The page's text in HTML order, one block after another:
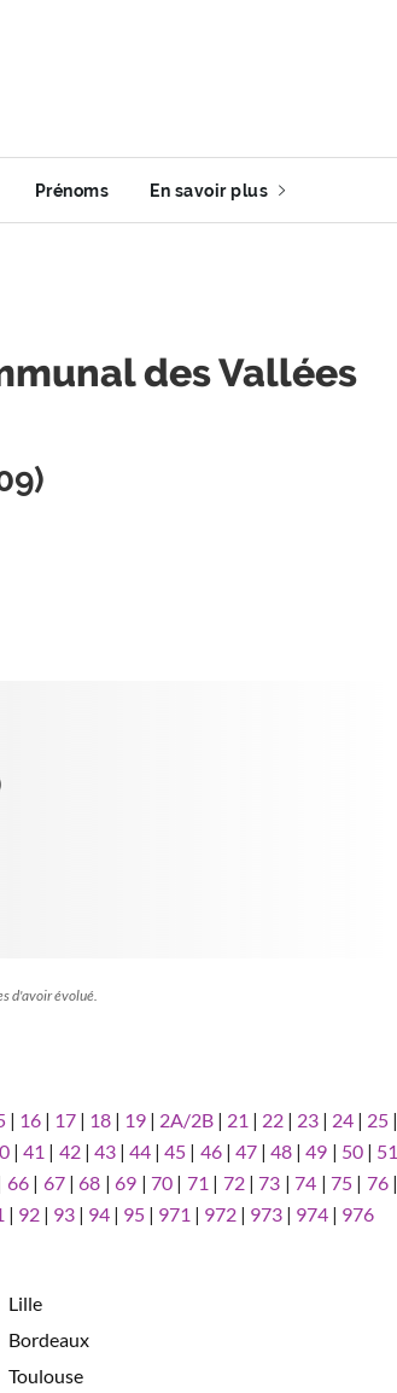
Prénoms En savoir plus
des Vallées
d'avoir évolué.
| 16| 17| 18| 19| 2A/2B| 21 | 22| 23 | 24 | 25 |
|41 | 42| 43|44 |45 | 46| 47|48 |49 | 50| 51
66| 67|68 |69 |70 | 71 | 72|73 |74 |75 | 76|
| 92 | 93 | 94 | 95 | 971 | 972 | 973 | 974 | 976
Lille
Bordeaux
Toulouse